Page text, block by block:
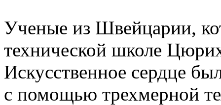
Ученые из Швейцарии,
технической школе
Искусственное сердце
с помощью трехмерной